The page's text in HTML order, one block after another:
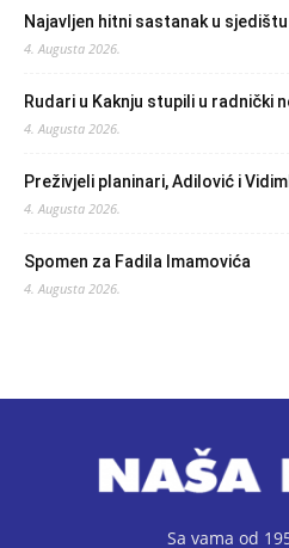
Najavljen hitni sastanak u sjedištu
4. Augusta 2026.
Rudari u Kaknju stupili u radnički
4. Augusta 2026.
Preživjeli planinari, Adilović i
4. Augusta 2026.
Spomen za Fadila Imamovića
4. Augusta 2026.
Sa vama od